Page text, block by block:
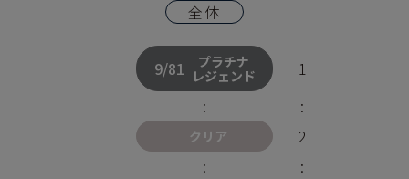
全体
9/81
プラチナ
レジェンド
1
:
:
クリア
2
:
: